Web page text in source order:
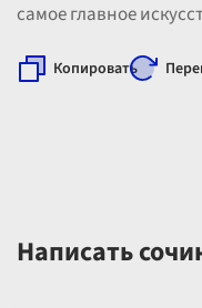
самое главное
Копировать
Написать